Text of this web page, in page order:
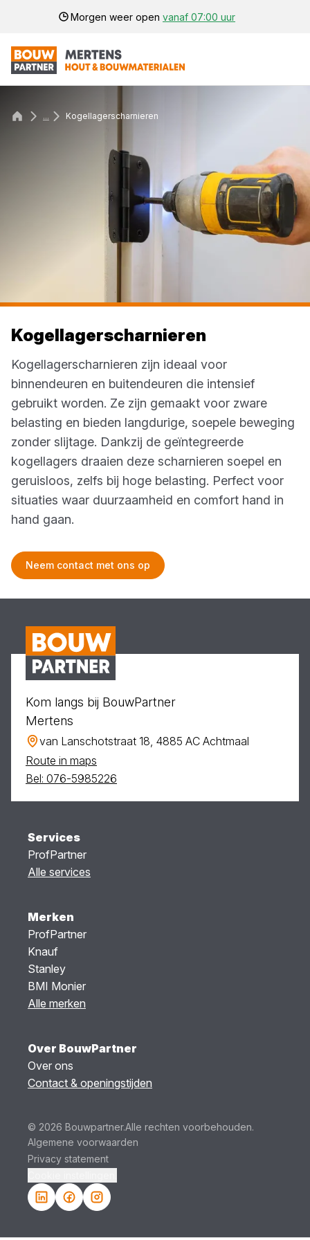
Morgen weer open vanaf 07:00 uur
... Kogellagerscharnieren
Kogellagerscharnieren
Kogellagerscharnieren zijn ideaal voor
binnendeuren en buitendeuren die intensief
gebruikt worden. Ze zijn gemaakt voor zware
belasting en bieden langdurige, soepele beweging
zonder slijtage. Dankzij de geïntegreerde
kogellagers draaien deze scharnieren soepel en
geruisloos, zelfs bij hoge belasting. Perfect voor
situaties waar duurzaamheid en comfort hand in
hand gaan.
Neem contact met ons op
Kom langs bij BouwPartner
Mertens
van Lanschotstraat 18, 4885 AC Achtmaal
Route in maps
Bel: 076-5985226
Services
ProfPartner
Alle services
Merken
ProfPartner
Knauf
Stanley
BMI Monier
Alle merken
Over BouwPartner
Over ons
Contact & openingstijden
© 2026 Bouwpartner.Alle rechten voorbehouden.
Algemene voorwaarden
Privacy statement